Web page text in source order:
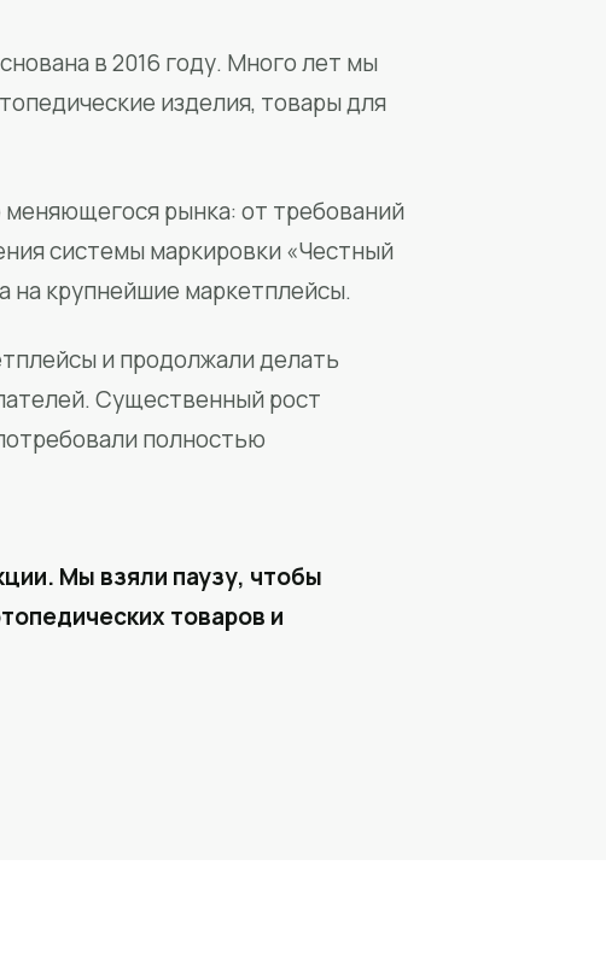
в 2016 году. Много лет мы
изделия, товары для
рынка: от требований
системы маркировки «Честный
на крупнейшие маркетплейсы.
и продолжали делать
Существенный рост
полностью
Мы взяли паузу, чтобы
товаров и